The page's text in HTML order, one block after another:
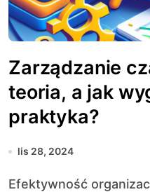
Zarządzanie
teoria, a jak
praktyka?
lis 28, 2024
Efektywność organizacyjna to kluczowy element